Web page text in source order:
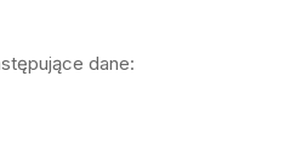
dane: